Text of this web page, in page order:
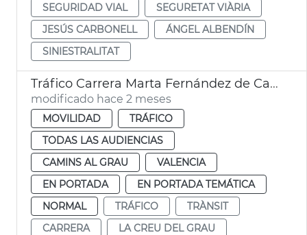
SEGURIDAD VIAL
SEGURETAT VIÀRIA
JESÚS CARBONELL
ÁNGEL ALBENDÍN
SINIESTRALITAT
Tráfico Carrera Marta Fernández de Castro València
modificado hace 2 meses
MOVILIDAD
TRÁFICO
TODAS LAS AUDIENCIAS
CAMINS AL GRAU
VALENCIA
EN PORTADA
EN PORTADA TEMÁTICA
NORMAL
TRÁFICO
TRÀNSIT
CARRERA
LA CREU DEL GRAU